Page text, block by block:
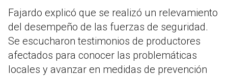
Fajardo explicó que se realizó un relevamiento
del desempeño de las fuerzas de seguridad.
Se escucharon testimonios de productores
afectados para conocer las problemáticas
locales y avanzar en medidas de prevención